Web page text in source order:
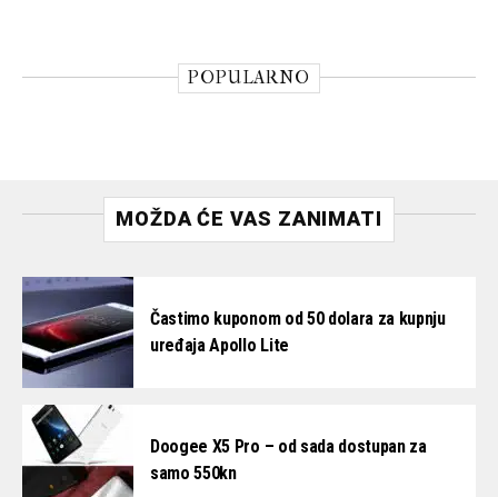
POPULARNO
MOŽDA ĆE VAS ZANIMATI
Častimo kuponom od 50 dolara za kupnju
uređaja Apollo Lite
Doogee X5 Pro – od sada dostupan za
samo 550kn